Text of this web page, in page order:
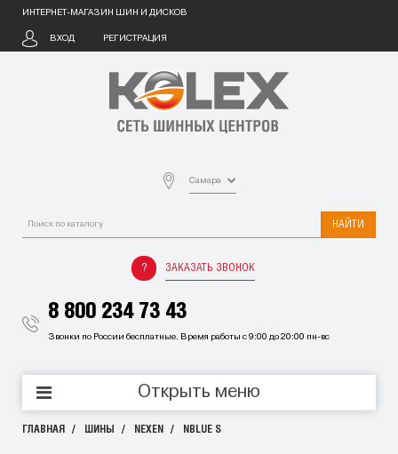
ИНТЕРНЕТ-МАГАЗИН ШИН И ДИСКОВ
ВХОД РЕГИСТРАЦИЯ
Самара
НАЙТИ
ЗАКАЗАТЬ ЗВОНОК
8 800 234 73 43
Звонки по России бесплатные. Время работы с 9:00 до 20:00 пн-вс
Открыть меню
ГЛАВНАЯ ШИНЫ NEXEN NBLUE S